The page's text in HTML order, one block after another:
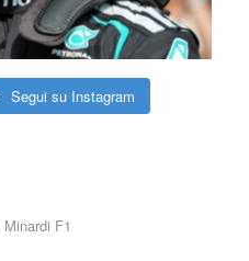
Segui su Instagram
F1